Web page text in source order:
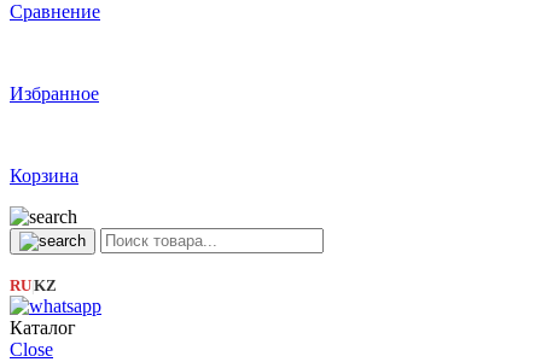
Сравнение
Избранное
Корзина
RU|KZ
Каталог
Close